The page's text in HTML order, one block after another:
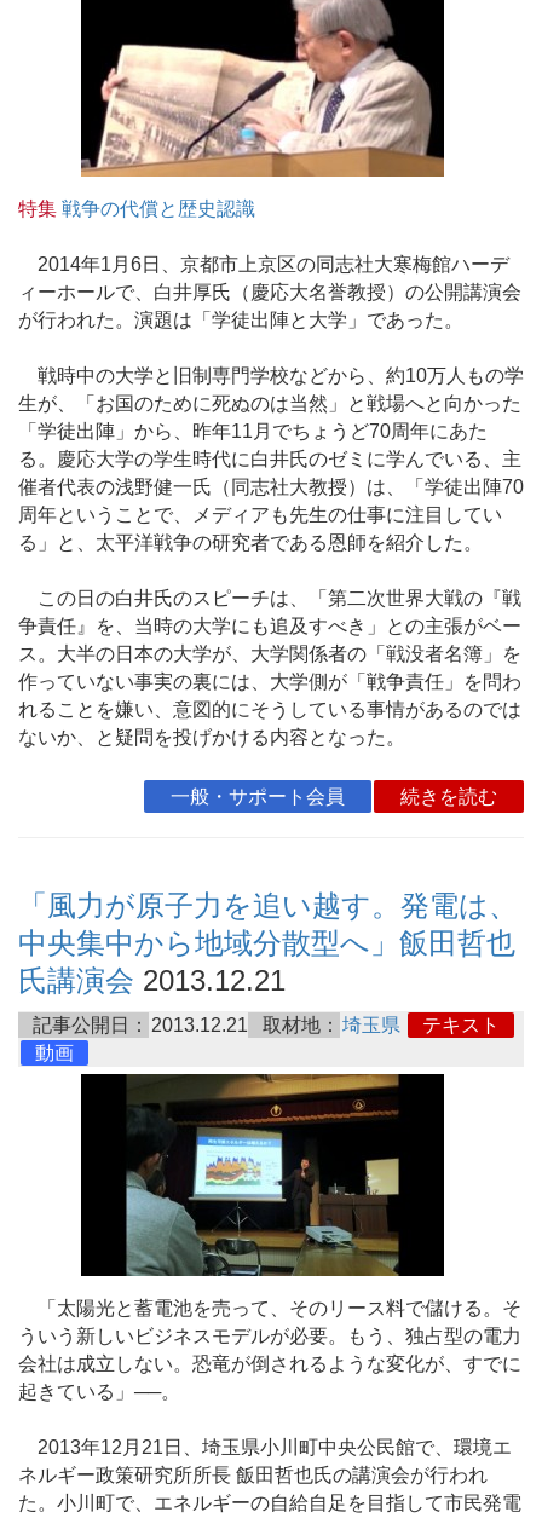
特集 戦争の代償と歴史認識
2014年1月6日、京都市上京区の同志社大寒梅館ハーデ
ィーホールで、白井厚氏（慶応大名誉教授）の公開講演会
が行われた。演題は「学徒出陣と大学」であった。
戦時中の大学と旧制専門学校などから、約10万人もの学
生が、「お国のために死ぬのは当然」と戦場へと向かった
「学徒出陣」から、昨年11月でちょうど70周年にあた
る。慶応大学の学生時代に白井氏のゼミに学んでいる、主
催者代表の浅野健一氏（同志社大教授）は、「学徒出陣70
周年ということで、メディアも先生の仕事に注目してい
る」と、太平洋戦争の研究者である恩師を紹介した。
この日の白井氏のスピーチは、「第二次世界大戦の『戦
争責任』を、当時の大学にも追及すべき」との主張がベー
ス。大半の日本の大学が、大学関係者の「戦没者名簿」を
作っていない事実の裏には、大学側が「戦争責任」を問わ
れることを嫌い、意図的にそうしている事情があるのでは
ないか、と疑問を投げかける内容となった。
一般・サポート会員 続きを読む
「風力が原子力を追い越す。発電は、
中央集中から地域分散型へ」飯田哲也
氏講演会 2013.12.21
記事公開日： 2013.12.21 取材地： 埼玉県
テキスト
動画
「太陽光と蓄電池を売って、そのリース料で儲ける。そ
ういう新しいビジネスモデルが必要。もう、独占型の電力
会社は成立しない。恐竜が倒されるような変化が、すでに
起きている」──。
2013年12月21日、埼玉県小川町中央公民館で、環境エ
ネルギー政策研究所所長 飯田哲也氏の講演会が行われ
た。小川町で、エネルギーの自給自足を目指して市民発電